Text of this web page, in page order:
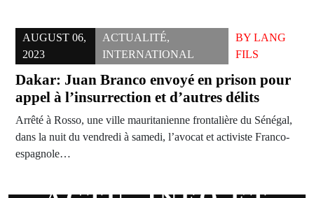
AUGUST 06,
2023
ACTUALITÉ,
INTERNATIONAL
BY LANG
FILS
Dakar: Juan Branco envoyé en prison pour
appel à l’insurrection et d’autres délits
Arrêté à Rosso, une ville mauritanienne frontalière du Sénégal,
dans la nuit du vendredi à samedi, l’avocat et activiste Franco-
espagnole…